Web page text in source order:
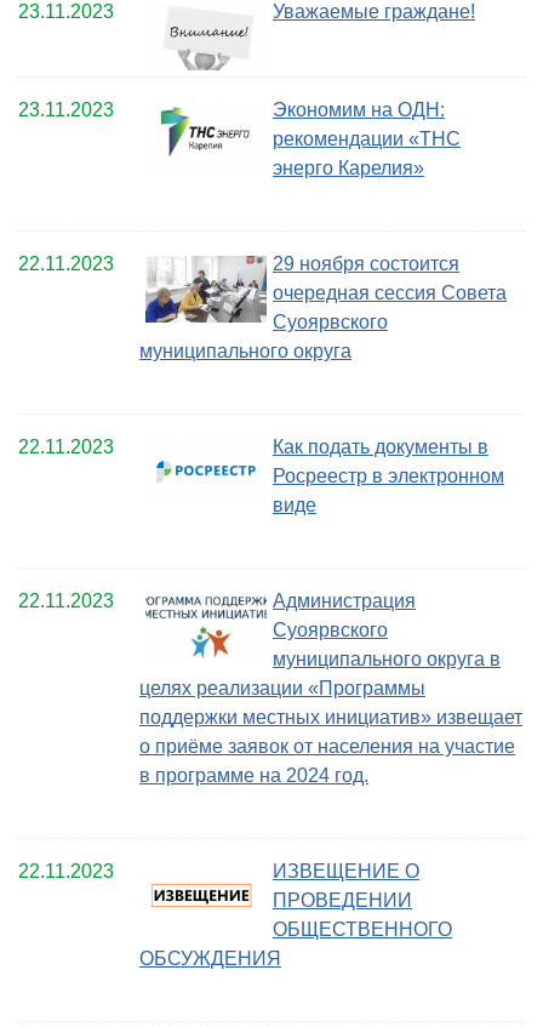
23.11.2023 Уважаемые граждане!
23.11.2023
Экономим на ОДН:
рекомендации «ТНС
энерго Карелия»
22.11.2023
29 ноября состоится
очередная сессия Совета
Суоярвского
муниципального округа
22.11.2023
Как подать документы в
Росреестр в электронном
виде
22.11.2023
Администрация
Суоярвского
муниципального округа в
целях реализации «Программы
поддержки местных инициатив» извещает
о приёме заявок от населения на участие
в программе на 2024 год.
22.11.2023
ИЗВЕЩЕНИЕ О
ПРОВЕДЕНИИ
ОБЩЕСТВЕННОГО
ОБСУЖДЕНИЯ